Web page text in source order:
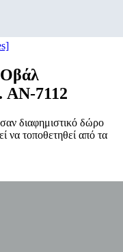
AN-7112
διαφημιστικό δώρο
να τοποθετηθεί από τα